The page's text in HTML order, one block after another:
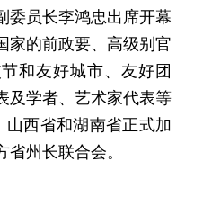
委员长李鸿忠出席开幕
家的前政要、高级别官
和友好城市、友好团
及学者、艺术家代表等
山西省和湖南省正式加
州长联合会。